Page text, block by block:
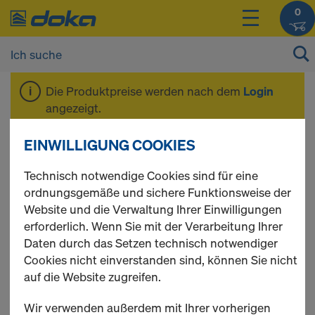
0
Die Produktpreise werden nach dem Login
angezeigt.
DokaPly eco
1 Produkte gefunden
Meist gesucht
DokaPly eco 21mm
EINWILLIGUNG COOKIES
Technisch notwendige Cookies sind für eine
ordnungsgemäße und sichere Funktionsweise der
Website und die Verwaltung Ihrer Einwilligungen
erforderlich. Wenn Sie mit der Verarbeitung Ihrer
Daten durch das Setzen technisch notwendiger
Cookies nicht einverstanden sind, können Sie nicht
auf die Website zugreifen.
Wir verwenden außerdem mit Ihrer vorherigen